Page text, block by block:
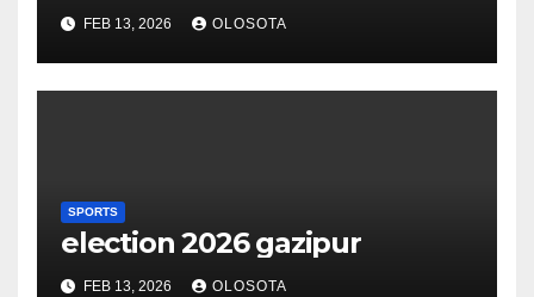
FEB 13, 2026 OLOSOTA
SPORTS
election 2026 gazipur
FEB 13, 2026 OLOSOTA